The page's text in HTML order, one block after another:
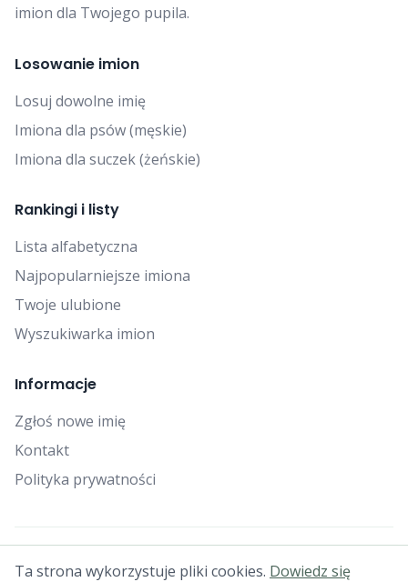
imion dla Twojego pupila.
Losowanie imion
Losuj dowolne imię
Imiona dla psów (męskie)
Imiona dla suczek (żeńskie)
Rankingi i listy
Lista alfabetyczna
Najpopularniejsze imiona
Twoje ulubione
Wyszukiwarka imion
Informacje
Zgłoś nowe imię
Kontakt
Polityka prywatności
© 2025 Falcon Bytes. Wszelkie prawa zastrzeżone.
Ta strona wykorzystuje pliki cookies. Dowiedz się